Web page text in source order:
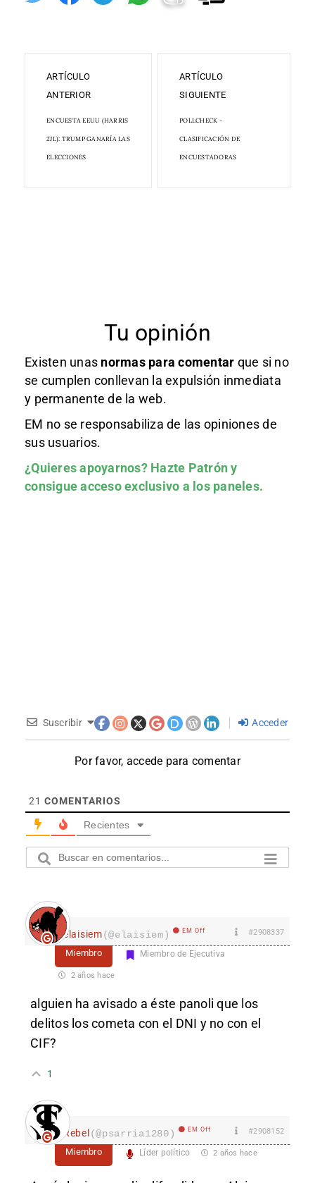
ARTÍCULO
ANTERIOR
ENCUESTA EEUU (HARRIS
2JL): TRUMP GANARÍA LAS
ELECCIONES
ARTÍCULO
SIGUIENTE
POLLCHECK -
CLASIFICACIÓN DE
ENCUESTADORAS
Tu opinión
Existen unas normas para comentar que si no
se cumplen conllevan la expulsión inmediata
y permanente de la web.
EM no se responsabiliza de las opiniones de
sus usuarios.
¿Quieres apoyarnos? Hazte Patróny
consigue acceso exclusivo a los paneles.
Suscribir Acceder
Por favor, accede para comentar
21 COMENTARIOS
Recientes
elaisiem(@elaisiem) EM Off #2908337
Miembro Miembro de Ejecutiva
2 años hace
alguien ha avisado a éste panoli que los
delitos los cometa con el DNI y no con el
CIF?
1
Rebel(@psarria1280) EM Off #2908152
Miembro Líder político 2 años hace